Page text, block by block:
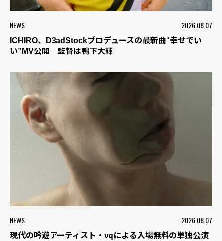
NEWS 2026.08.07
ICHIRO、D3adStockプロデュースの最新曲“幸せでい
い”MV公開 監督は鴨下大輝
NEWS 2026.08.07
現代の吟遊アーティスト・vqによる入場無料の単独公演